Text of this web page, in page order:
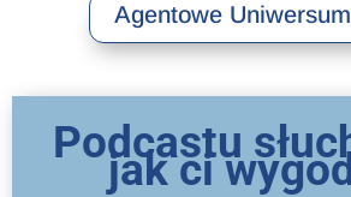
Agentowe
Podcastu
jak ci